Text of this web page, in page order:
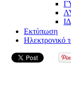
Εκτύπωση
Ηλεκτρονικό